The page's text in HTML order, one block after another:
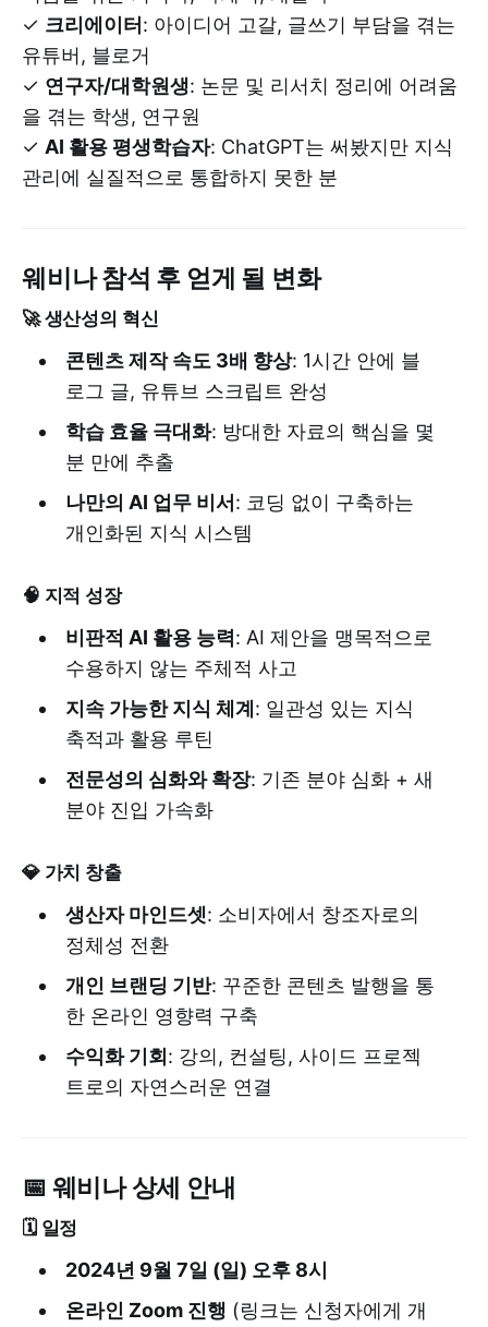
✓ 크리에이터: 아이디어 고갈, 글쓰기 부담을 겪는
유튜버, 블로거
✓ 연구자/대학원생: 논문 및 리서치 정리에 어려움
을 겪는 학생, 연구원
✓ AI 활용 평생학습자: ChatGPT는 써봤지만 지식
관리에 실질적으로 통합하지 못한 분
웨비나 참석 후 얻게 될 변화
🚀 생산성의 혁신
콘텐츠 제작 속도 3배 향상: 1시간 안에 블
로그 글, 유튜브 스크립트 완성
학습 효율 극대화: 방대한 자료의 핵심을 몇
분 만에 추출
나만의 AI 업무 비서: 코딩 없이 구축하는
개인화된 지식 시스템
🧠 지적 성장
비판적 AI 활용 능력: AI 제안을 맹목적으로
수용하지 않는 주체적 사고
지속 가능한 지식 체계: 일관성 있는 지식
축적과 활용 루틴
전문성의 심화와 확장: 기존 분야 심화 + 새
분야 진입 가속화
💎 가치 창출
생산자 마인드셋: 소비자에서 창조자로의
정체성 전환
개인 브랜딩 기반: 꾸준한 콘텐츠 발행을 통
한 온라인 영향력 구축
수익화 기회: 강의, 컨설팅, 사이드 프로젝
트로의 자연스러운 연결
📅 웨비나 상세 안내
🗓️ 일정
2024년 9월 7일 (일) 오후 8시
온라인 Zoom 진행 (링크는 신청자에게 개